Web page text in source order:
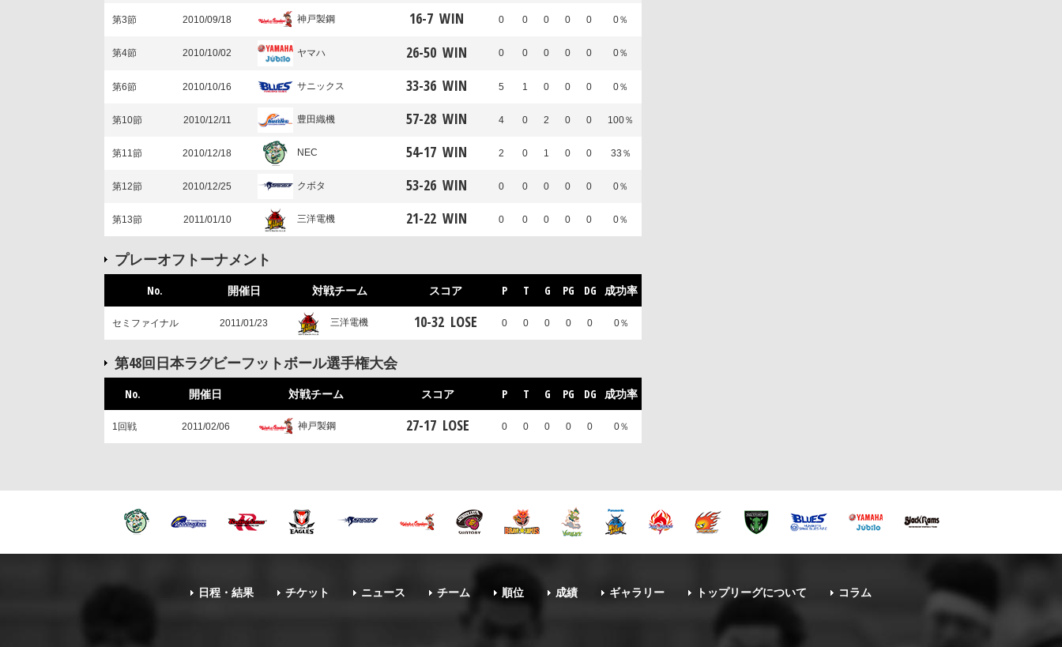
第3節 2010/09/18 神戸製鋼 16-7 WIN 0 0 0 0 0 0％
第4節 2010/10/02 ヤマハ 26-50 WIN 0 0 0 0 0 0％
第6節 2010/10/16 サニックス 33-36 WIN 5 1 0 0 0 0％
第10節 2010/12/11 豊田織機 57-28 WIN 4 0 2 0 0 100％
第11節 2010/12/18 NEC 54-17 WIN 2 0 1 0 0 33％
第12節 2010/12/25 クボタ 53-26 WIN 0 0 0 0 0 0％
第13節 2011/01/10 三洋電機 21-22 WIN 0 0 0 0 0 0％
プレーオフトーナメント
No. 開催日 対戦チーム スコア P T G PG DG 成功率
セミファイナル 2011/01/23 三洋電機 10-32 LOSE 0 0 0 0 0 0％
第48回日本ラグビーフットボール選手権大会
No. 開催日 対戦チーム スコア P T G PG DG 成功率
1回戦 2011/02/06 神戸製鋼 27-17 LOSE 0 0 0 0 0 0％
日程・結果 チケット ニュース チーム 順位 成績 ギャラリー トップリーグについて コラム